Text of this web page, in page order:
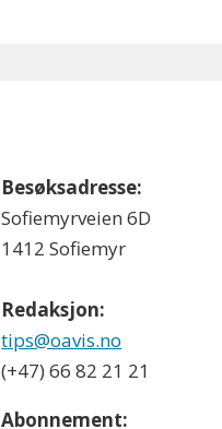
Besøksadresse:
Sofiemyrveien 6D
1412 Sofiemyr
Redaksjon:
tips@oavis.no
(+47) 66 82 21 21
Abonnement: